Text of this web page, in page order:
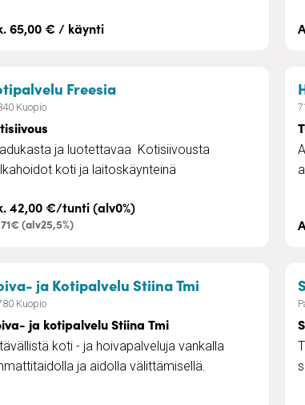
65,00 € / käynti
Freesia– Kotisiivous
Kuopio
ja luotettavaa Kotisiivousta
koti ja laitoskäynteinä
42,00 €/tunti (alv0%)
(alv25,5%)
ja Kotipalvelu Stiina Tmi – Hoiva- ja
Kuopio
ja kotipalvelu Stiina Tmi
koti - ja hoivapalveluja vankalla
ja aidolla välittämisellä.